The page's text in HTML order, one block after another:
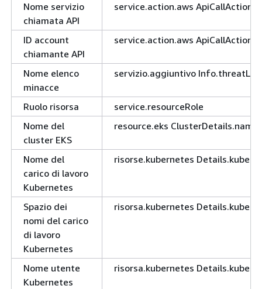
Nome servizio
chiamata API
service.action.aws
ID account
chiamante API
service.action.aws
Nome elenco
minacce
servizio.aggiuntivo
Ruolo risorsa
service.resourceRole
Nome del
cluster EKS
resource.eks ClusterDetails.name
Nome del
carico di lavoro
Kubernetes
risorse.kubernetes
Spazio dei
nomi del carico
di lavoro
Kubernetes
risorsa.kubernetes
Nome utente
Kubernetes
risorsa.kubernetes